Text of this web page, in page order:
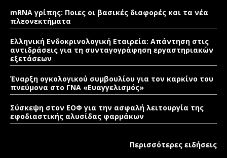
mRNA γρίπης: Ποιες οι βασικές διαφορές και τα νέα
πλεονεκτήματα
Ελληνική Ενδοκρινολογική Εταιρεία: Απάντηση στις
αντιδράσεις για τη συνταγογράφηση εργαστηριακών
εξετάσεων
Έναρξη ογκολογικού συμβουλίου για τον καρκίνο του
πνεύμονα στο ΓΝΑ «Ευαγγελισμός»
Σύσκεψη στον ΕΟΦ για την ασφαλή λειτουργία της
εφοδιαστικής αλυσίδας φαρμάκων
Περισσότερες ειδήσεις